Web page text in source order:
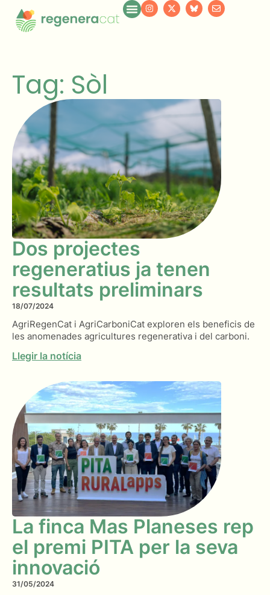
Tag: Sòl
Dos projectes
regeneratius ja tenen
resultats preliminars
18/07/2024
AgriRegenCat i AgriCarboniCat exploren els beneficis de
les anomenades agricultures regenerativa i del carboni.
Llegir la notícia
La finca Mas Planeses rep
el premi PITA per la seva
innovació
31/05/2024